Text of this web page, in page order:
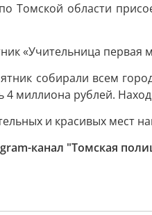
Томской области
«Учительница первая
собирали всем
4 миллиона рублей.
и красивых мест
канал "Томская